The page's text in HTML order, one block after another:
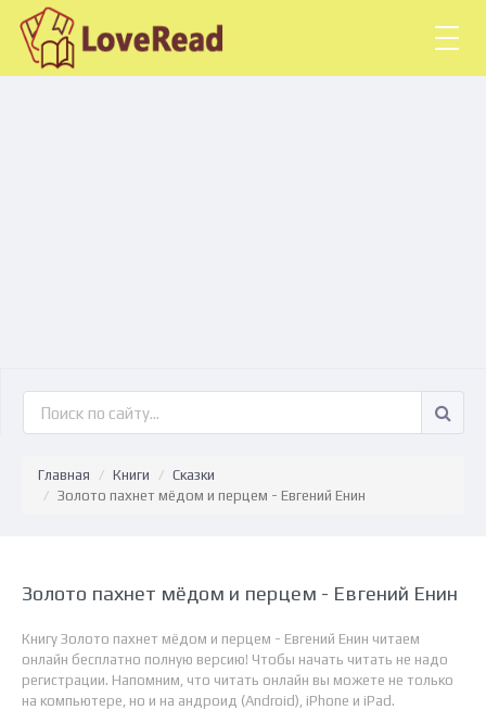
Главная Книги
Сказки
Золото пахнет мёдом и перцем - Евгений Енин
Золото пахнет мёдом и перцем - Евгений Енин
Книгу Золото пахнет мёдом и перцем - Евгений Енин читаем
онлайн бесплатно полную версию! Чтобы начать читать не надо
регистрации. Напомним, что читать онлайн вы можете не только
на компьютере, но и на андроид (Android), iPhone и iPad.